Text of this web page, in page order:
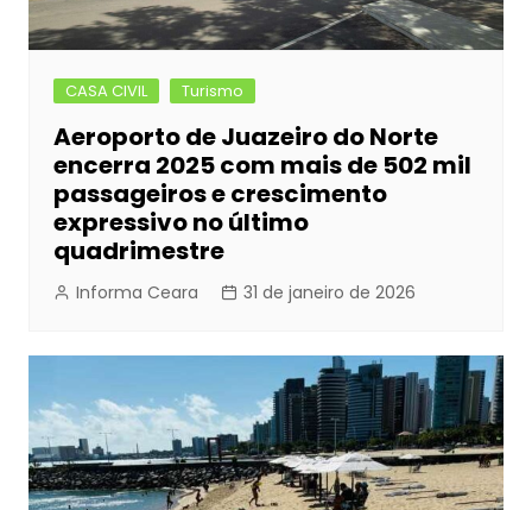
CASA CIVIL Turismo
Aeroporto de Juazeiro do Norte
encerra 2025 com mais de 502 mil
passageiros e crescimento
expressivo no último
quadrimestre
Informa Ceara 31 de janeiro de 2026